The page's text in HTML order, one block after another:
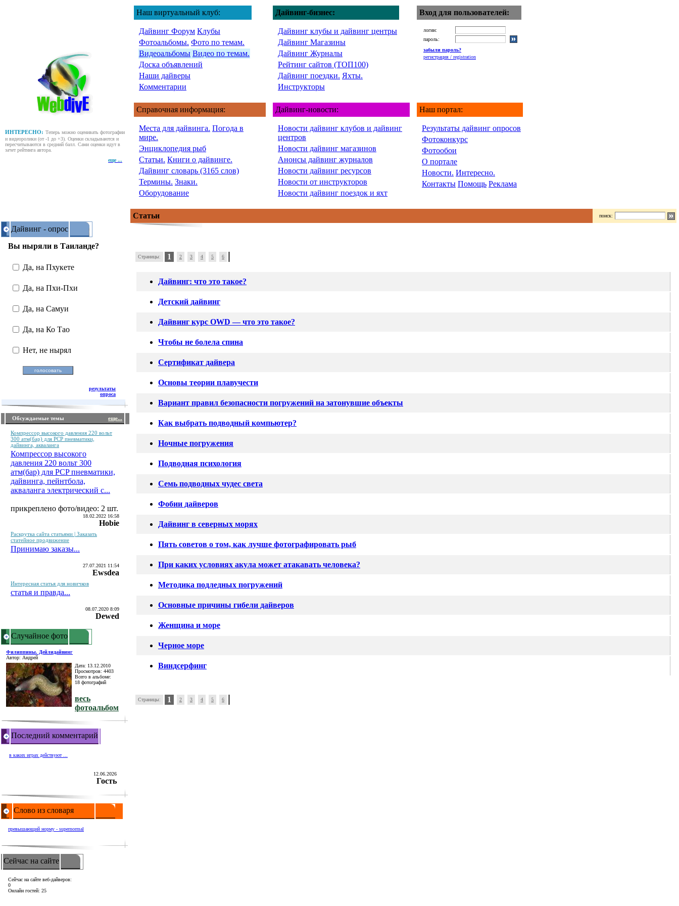
ИНТЕРЕСНО: Теперь можно оценивать фотографии
и видеоролики (от -1 до +3). Оценки складываются и
пересчитываются в средний балл. Сами оценки идут в
зачет рейтинга автора.
еще ...
Наш виртуальный клуб:
Дайвинг Форум Клубы
Фотоальбомы. Фото по темам.
Видеоальбомы Видео по темам.
Доска объявлений
Наши дайверы
Комментарии
Дайвинг-бизнес:
Дайвинг клубы и дайвинг центры
Дайвинг Магазины
Дайвинг Журналы
Рейтинг сайтов (ТОП100)
Дайвинг поездки. Яхты.
Инструкторы
Вход для пользователей:
логин:
пароль:
забыли пароль?
регистрация / registration
Справочная информация:
Места для дайвинга. Погода в
мире.
Энциклопедия рыб
Статьи. Книги о дайвинге.
Дайвинг словарь (3165 слов)
Термины. Знаки.
Оборудование
Дайвинг-новости:
Новости дайвинг клубов и дайвинг
центров
Новости дайвинг магазинов
Анонсы дайвинг журналов
Новости дайвинг ресурсов
Новости от инструкторов
Новости дайвинг поездок и яхт
Наш портал:
Результаты дайвинг опросов
Фотоконкурс
Фотообои
О портале
Новости. Интересно.
Контакты Помощь Реклама
Дайвинг - опрос
Вы ныряли в Таиланде?
Да, на Пхукете
Да, на Пхи-Пхи
Да, на Самуи
Да, на Ко Тао
Нет, не нырял
результаты
опроса
Обсуждаемые темы еще...
Компрессор высокого давления 220 вольт
300 атм(бар) для PCP пневматики,
дайвинга, акваланга
Компрессор высокого
давления 220 вольт 300
атм(бар) для PCP пневматики,
дайвинга, пейнтбола,
акваланга электрический c...
прикреплено фото/видео: 2 шт.
18.02.2022 16:58
Hobie
Раскрутка сайта статьями | Заказать
статейное продвижение
Принимаю заказы...
27.07.2021 11:54
Ewsdea
Интересная статья для новичков
статья и правда...
08.07.2020 8:09
Dewed
Случайное фото
Филиппины. Дейлидайвинг
Автор: Андрей
Дата: 13.12.2010
Просмотров: 4403
Всего в альбоме:
18 фотографий
весь
фотоальбом
Последний комментарий
в каких играх действуют ...
12.06.2026
Гость
Слово из словаря
превышающий норму - supernormal
Сейчас на сайте
Сейчас на сайте веб-дайверов:
0
Онлайн гостей: 25
Статьи поиск:
Страницы: 1 2 3 4 5 6
Дайвинг: что это такое?
Детский дайвинг
Дайвинг курс OWD — что это такое?
Чтобы не болела спина
Сертификат дайвера
Основы теории плавучести
Вариант правил безопасности погружений на затонувшие объекты
Как выбрать подводный компьютер?
Ночные погружения
Подводная психология
Семь подводных чудес света
Фобии дайверов
Дайвинг в северных морях
Пять советов о том, как лучше фотографировать рыб
При каких условиях акула может атакавать человека?
Методика подледных погружений
Основные причины гибели дайверов
Женщина и море
Черное море
Виндсерфинг
Страницы: 1 2 3 4 5 6